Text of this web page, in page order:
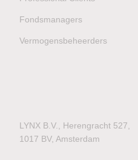
Fondsmanagers
Vermogensbeheerders
LYNX B.V., Herengracht 527,
1017 BV, Amsterdam